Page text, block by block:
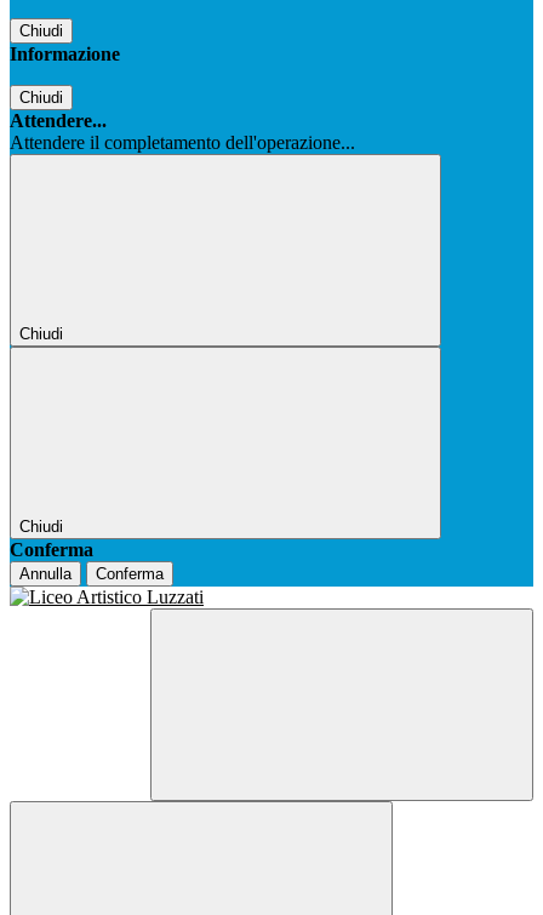
Chiudi
Informazione
Chiudi
Attendere...
Attendere il completamento dell'operazione...
Chiudi
Chiudi
Conferma
Annulla Conferma